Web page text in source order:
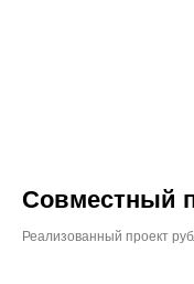
Совместный
Реализованный проект